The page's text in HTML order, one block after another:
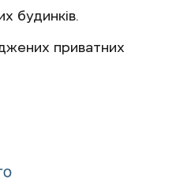
будинків.
приватних